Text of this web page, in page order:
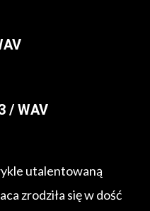
/ WAV
utalentowaną
zrodziła się w dość